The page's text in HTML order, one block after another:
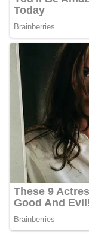
hanya
dan
secara
kolektif
Republik
oleh
Sunggal
situasi